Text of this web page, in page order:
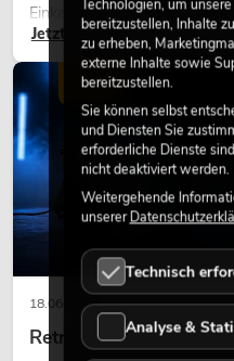
Einkaufszentren,
eine hochwertige
modernen Raumkonzept.
Jetzt lesen
18.06.2026
Retro-Licht im
LICHT
Technologien, um
bereitzustellen, Inhalte
zu erheben,
externe Inhalte sowie
bereitzustellen.
Sie können selbst
und Diensten Sie
erforderliche Dienste
nicht deaktiviert werden.
Weitergehende
unserer
Technisch
Analyse &